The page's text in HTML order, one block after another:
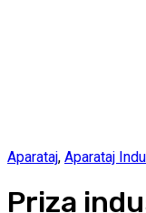
Aparataj, Aparataj
Priza